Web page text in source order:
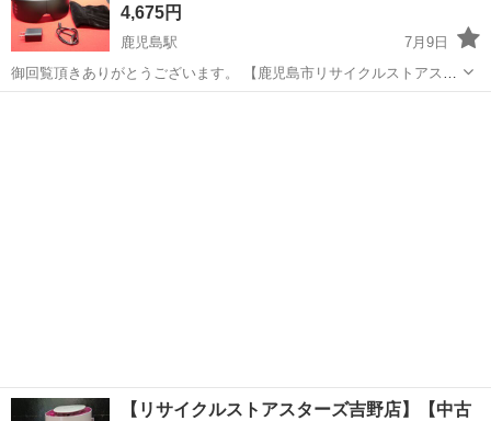
4,675円
鹿児島駅
7月9日
御回覧頂きありがとうございます。 【鹿児島市リサイクルストアスタ
ーズ吉野店】 【中古品】二プラックス アイリラックス アイマッサ
【リサイクルストアスターズ吉野店】【中古